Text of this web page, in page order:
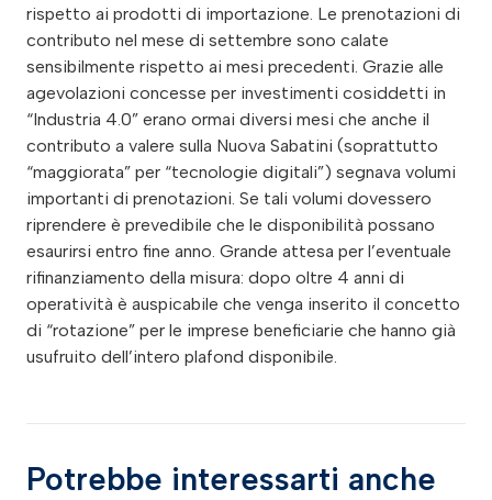
rispetto ai prodotti di importazione. Le prenotazioni di
contributo nel mese di settembre sono calate
sensibilmente rispetto ai mesi precedenti. Grazie alle
agevolazioni concesse per investimenti cosiddetti in
“Industria 4.0” erano ormai diversi mesi che anche il
contributo a valere sulla Nuova Sabatini (soprattutto
“maggiorata” per “tecnologie digitali”) segnava volumi
importanti di prenotazioni. Se tali volumi dovessero
riprendere è prevedibile che le disponibilità possano
esaurirsi entro fine anno. Grande attesa per l’eventuale
rifinanziamento della misura: dopo oltre 4 anni di
operatività è auspicabile che venga inserito il concetto
di “rotazione” per le imprese beneficiarie che hanno già
usufruito dell’intero plafond disponibile.
Potrebbe interessarti anche